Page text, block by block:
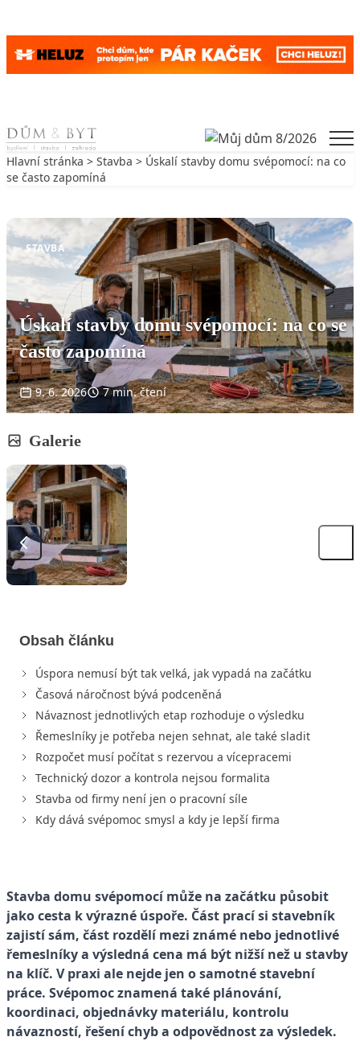
Skip to content
Hlavní stránka > Stavba > Úskalí stavby domu svépomocí: na co
se často zapomíná
STAVBA
Úskalí stavby domu svépomocí: na co se
často zapomíná
9. 6. 2026 7 min. čtení
Galerie
Obsah článku
Úspora nemusí být tak velká, jak vypadá na začátku
Časová náročnost bývá podceněná
Návaznost jednotlivých etap rozhoduje o výsledku
Řemeslníky je potřeba nejen sehnat, ale také sladit
Rozpočet musí počítat s rezervou a vícepracemi
Technický dozor a kontrola nejsou formalita
Stavba od firmy není jen o pracovní síle
Kdy dává svépomoc smysl a kdy je lepší firma
Stavba domu svépomocí může na začátku působit
jako cesta k výrazné úspoře. Část prací si stavebník
zajistí sám, část rozdělí mezi známé nebo jednotlivé
řemeslníky a výsledná cena má být nižší než u stavby
na klíč. V praxi ale nejde jen o samotné stavební
práce. Svépomoc znamená také plánování,
koordinaci, objednávky materiálu, kontrolu
návazností, řešení chyb a odpovědnost za výsledek.